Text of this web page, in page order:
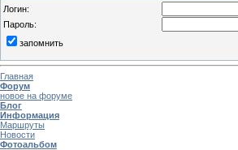
Логин:
Пароль:
запомнить
Главная
Форум
новое на форуме
Блог
Информация
Маршруты
Новости
Фотоальбом